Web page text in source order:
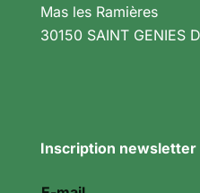
Mas les Ramières
30150 SAINT GENIES
Inscription newsletter